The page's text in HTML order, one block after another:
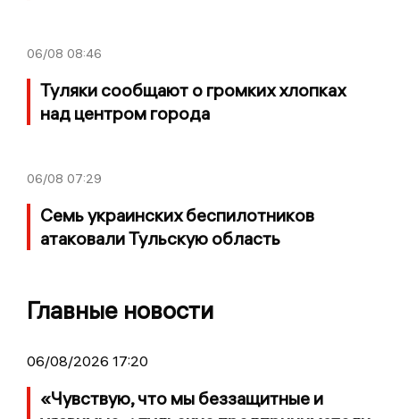
06/08 08:46
Туляки сообщают о громких хлопках
над центром города
06/08 07:29
Семь украинских беспилотников
атаковали Тульскую область
Главные новости
06/08/2026 17:20
«Чувствую, что мы беззащитные и